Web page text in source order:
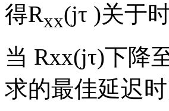
得Rxx(jτ )关于
当 Rxx(jτ)下降
求的最佳延迟时